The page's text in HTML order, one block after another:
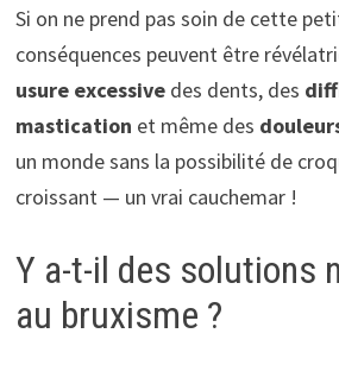
Si on ne prend pas soin de cette
conséquences peuvent être
usure excessivedes dents, des
mastication et même des
un monde sans la possibilité de
croissant — un vrai cauchemar !
Y a-t-il des solutions
au bruxisme ?